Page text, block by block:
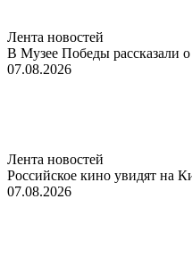
Лента новостей
В Музее Победы рассказали о
07.08.2026
Лента новостей
Российское кино увидят на
07.08.2026